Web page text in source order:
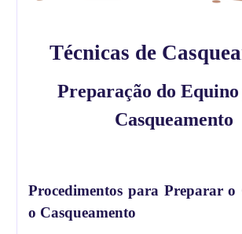
Técnicas de
Preparação do
Casqueamento
Procedimentos para Preparar
o Casqueamento